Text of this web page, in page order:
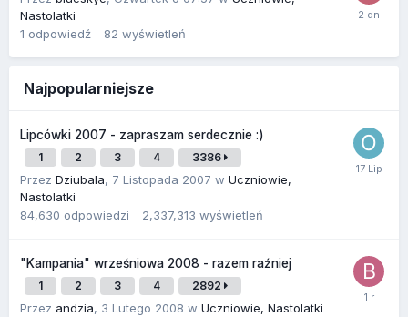
Nastolatki
1 odpowiedź 82 wyświetleń
Najpopularniejsze
Lipcówki 2007 - zapraszam serdecznie :)
1 2 3 4 3386
Przez Dziubala, 7 Listopada 2007 w Uczniowie,
Nastolatki
84,630 odpowiedzi 2,337,313 wyświetleń
"Kampania" wrześniowa 2008 - razem raźniej
1 2 3 4 2892
Przez andzia, 3 Lutego 2008 w Uczniowie, Nastolatki